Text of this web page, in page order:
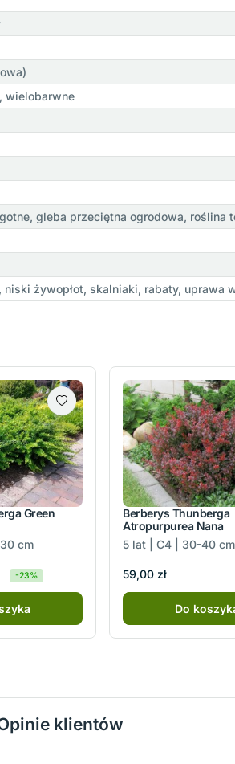
wielobarwne
gleba przeciętna ogrodowa, roślina
niski żywopłot, skalniaki, rabaty, uprawa
Green
cm
-23%
Berberys Thunberga
Atropurpurea Nana
5 lat | C4 | 30-40 cm
59,00 zł
Do
klientów